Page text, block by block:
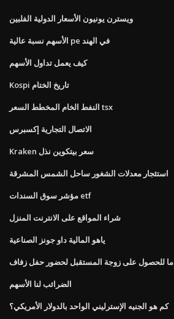
ويسترن يونيون الأسعار الدولية الفلبين
الأسهم نسبة عالية pe في الهند
كيف يعمل تداول الأسهم
Kospi تاريخ الختام
النفط الخام المخطط السعر tsx
الاتصال التجارية إكسبرس
Kraken سعر بيتكوين نذل
استئجار معدلات الشغور ساحل الشمس المشرقة
مؤشر سوق السندات etf
شراء المواقع على الانترنت المنزل
ياهو المالية داو جونز الصناعية
ما للحصول على زوجة المستقبل لحضور حفل زفاف
الضرائب لنا الأسهم
كم هو الجنيه الإسترليني الواحد بالدولار الأمريكي؟